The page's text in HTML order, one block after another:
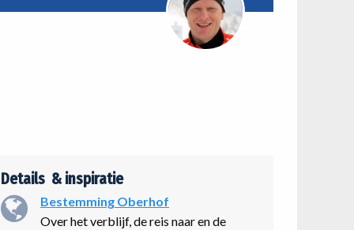
Details & inspiratie
Bestemming Oberhof
Over het verblijf, de reis naar en de